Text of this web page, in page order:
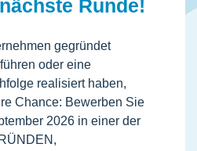
Runde!
gegründet
oder eine
realisiert haben,
Chance: Bewerben Sie
2026 in einer der